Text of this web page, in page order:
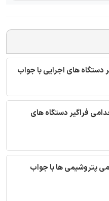
دستگاه های اجرایی با جواب
فراگیر دستگاه های
پتروشیمی ها با جواب